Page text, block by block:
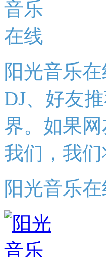
阳光音乐
DJ、好友
界。如果
我们，我
阳光音乐